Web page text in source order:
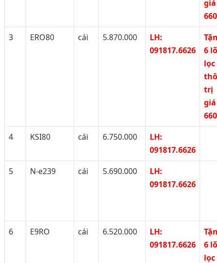
giá
3
ERO80 cái 5.870.000
LH:
091817.6626
6
lọc
thô
trị
giá
4
KSI80 cái 6.750.000
LH:
091817.6626
5
N-e239 cái 5.690.000
LH:
091817.6626
6 E9RO cái 6.520.000
LH:
091817.6626
6
lọc